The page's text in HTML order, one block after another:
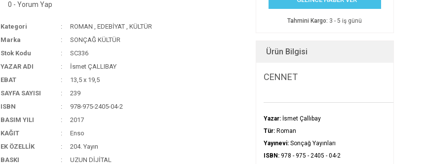
0 - Yorum Yap
Kategori ROMAN , EDEBİYAT , KÜLTÜR
Marka
SONÇAĞ KÜLTÜR
Stok Kodu
SC336
YAZAR ADI
İsmet ÇALLIBAY
EBAT
13,5 x 19,5
SAYFA SAYISI
239
ISBN
978-975-2405-04-2
BASIM YILI
2017
KAĞIT
Enso
EK ÖZELLİK
204. Yayın
BASKI
UZUN DİJİTAL
Tahmini Kargo: 3 - 5 iş günü
Ürün Bilgisi
CENNET
Yazar: İsmet Çallıbay
Tür: Roman
Yayınevi:Sonçağ Yayınları
ISBN:978 - 975 - 2405 - 04-2